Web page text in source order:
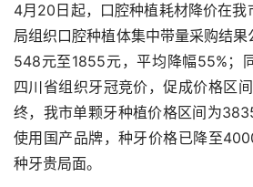
4月20日起，口腔种植耗材降价在我
局组织口腔种植体集中带量采购结
548元至1855元，平均降幅55%；
四川省组织牙冠竞价，促成价格区
终，我市单颗牙种植价格区间为
使用国产品牌，种牙价格已降至
种牙贵局面。